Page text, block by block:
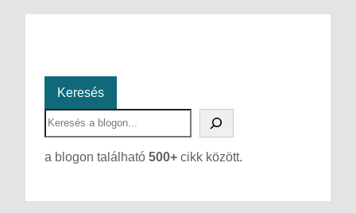
Keresés
S
e
r
a blogon található 500+ cikk között.